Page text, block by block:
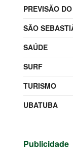
PREVISÃO
SÃO
SAÚDE
SURF
TURISMO
UBATUBA
Publicidade